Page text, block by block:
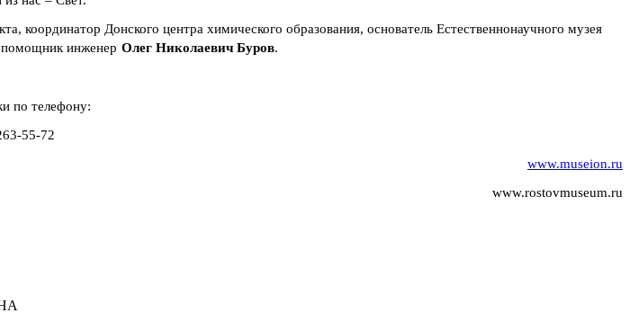
Донского центра химического образования, основатель Естественнонаучного музея
помощник инженер Олег Николаевич Буров.
по телефону:
55-72
www.museion.ru
www.rostovmuseum.ru